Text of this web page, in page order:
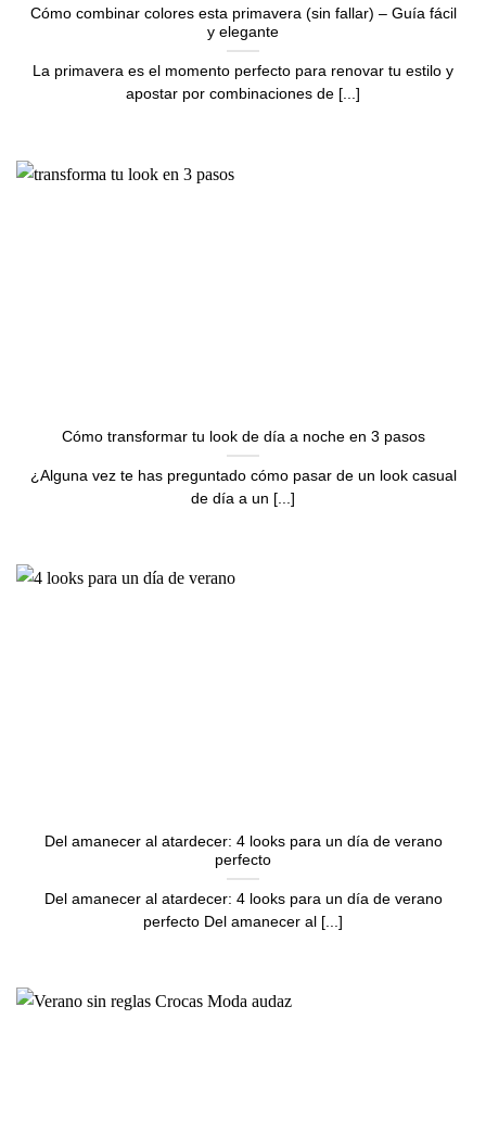
Cómo combinar colores esta primavera (sin fallar) – Guía fácil
y elegante
La primavera es el momento perfecto para renovar tu estilo y
apostar por combinaciones de [...]
Cómo transformar tu look de día a noche en 3 pasos
¿Alguna vez te has preguntado cómo pasar de un look casual
de día a un [...]
Del amanecer al atardecer: 4 looks para un día de verano
perfecto
Del amanecer al atardecer: 4 looks para un día de verano
perfecto Del amanecer al [...]